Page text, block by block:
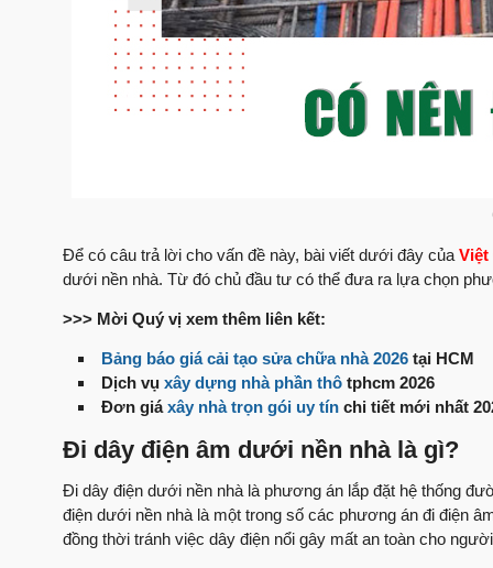
Để có câu trả lời cho vấn đề này, bài viết dưới đây củaViệt
dưới nền nhà. Từ đó chủ đầu tư có thể đưa ra lựa chọn
>>> Mời Quý vị xem thêm liên kết:
Bảng báo giá cải tạo sửa chữa nhà 2026 tại HCM
Dịch vụ xây dựng nhà phần thô tphcm 2026
Đơn giáxây nhà trọn gói uy tín chi tiết mới nhất
Đi dây điện âm dưới nền nhà là gì?
Đi dây điện dưới nền nhà là phương án lắp đặt hệ thống
điện dưới nền nhà là một trong số các phương án đi điện
đồng thời tránh việc dây điện nổi gây mất an toàn cho